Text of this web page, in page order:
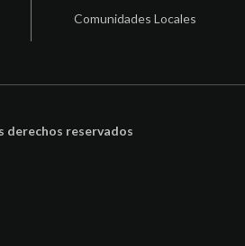
Comunidades Locales
derechos reservados